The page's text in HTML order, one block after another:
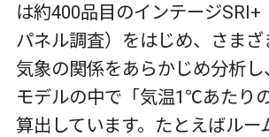
は約400品目のインテージSRI+
パネル調査）をはじめ、さまざ
気象の関係をあらかじめ分析
モデルの中で「気温1℃あたり
算出しています。たとえばルー